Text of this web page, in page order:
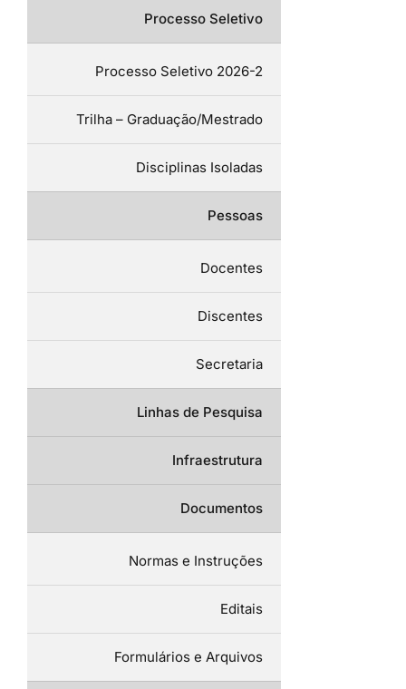
Processo Seletivo
Processo Seletivo 2026-2
Trilha – Graduação/Mestrado
Disciplinas Isoladas
Pessoas
Docentes
Discentes
Secretaria
Linhas de Pesquisa
Infraestrutura
Documentos
Normas e Instruções
Editais
Formulários e Arquivos